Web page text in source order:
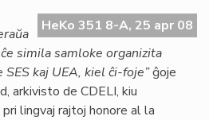
HeKo 351 8-A, 25 apr 08
simila samloke organizita
kaj UEA, kiel ĉi-foje”ĝoje
arkivisto de CDELI, kiu
lingvaj rajtoj honore al la